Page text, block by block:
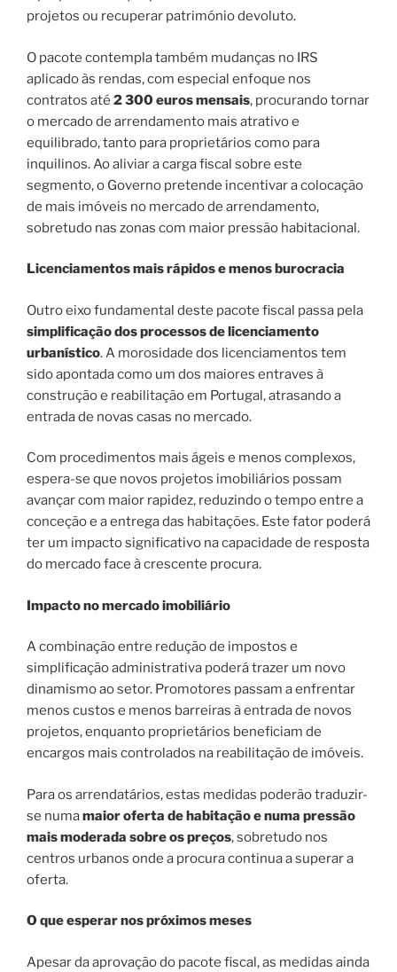
projetos ou recuperar património devoluto.
O pacote contempla também mudanças no IRS
aplicado às rendas, com especial enfoque nos
contratos até 2 300 euros mensais, procurando tornar
o mercado de arrendamento mais atrativo e
equilibrado, tanto para proprietários como para
inquilinos. Ao aliviar a carga fiscal sobre este
segmento, o Governo pretende incentivar a colocação
de mais imóveis no mercado de arrendamento,
sobretudo nas zonas com maior pressão habitacional.
Licenciamentos mais rápidos e menos burocracia
Outro eixo fundamental deste pacote fiscal passa pela
simplificação dos processos de licenciamento
urbanístico. A morosidade dos licenciamentos tem
sido apontada como um dos maiores entraves à
construção e reabilitação em Portugal, atrasando a
entrada de novas casas no mercado.
Com procedimentos mais ágeis e menos complexos,
espera-se que novos projetos imobiliários possam
avançar com maior rapidez, reduzindo o tempo entre a
conceção e a entrega das habitações. Este fator poderá
ter um impacto significativo na capacidade de resposta
do mercado face à crescente procura.
Impacto no mercado imobiliário
A combinação entre redução de impostos e
simplificação administrativa poderá trazer um novo
dinamismo ao setor. Promotores passam a enfrentar
menos custos e menos barreiras à entrada de novos
projetos, enquanto proprietários beneficiam de
encargos mais controlados na reabilitação de imóveis.
Para os arrendatários, estas medidas poderão traduzir-
se numamaior oferta de habitação e numa pressão
mais moderada sobre os preços, sobretudo nos
centros urbanos onde a procura continua a superar a
oferta.
O que esperar nos próximos meses
Apesar da aprovação do pacote fiscal, as medidas ainda